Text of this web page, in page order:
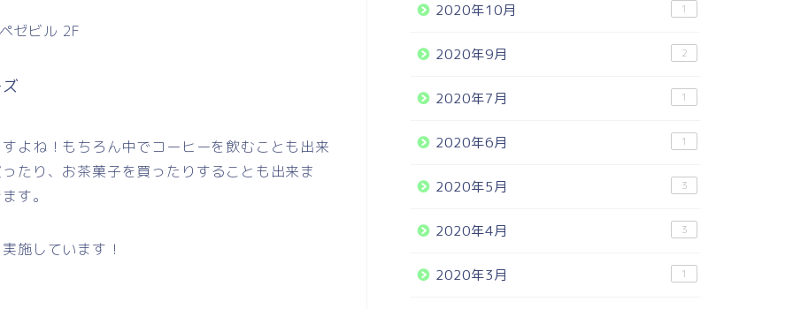
ゼビル 2F
よね！もちろん中でコーヒーを飲むことも出来
たり、お茶菓子を買ったりすることも出来ま
す。
施しています！
2020年10月 1
2020年9月 2
2020年7月 1
2020年6月 1
2020年5月 3
2020年4月 3
2020年3月 1